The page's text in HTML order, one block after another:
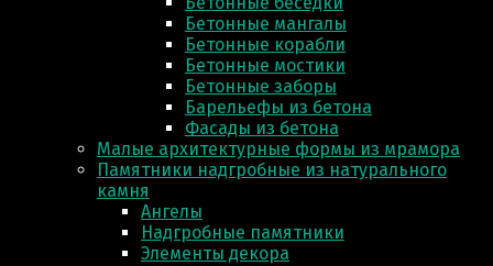
Бетонные мангалы
Бетонные корабли
Бетонные мостики
Бетонные заборы
Барельефы из бетона
Фасады из бетона
Малые архитектурные формы из мрамора
Памятники надгробные из натурального
камня
Ангелы
Надгробные памятники
Элементы декора